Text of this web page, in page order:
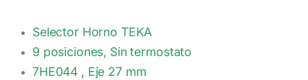
Selector Horno TEKA
9 posiciones, Sin termostato
7HE044 , Eje 27 mm